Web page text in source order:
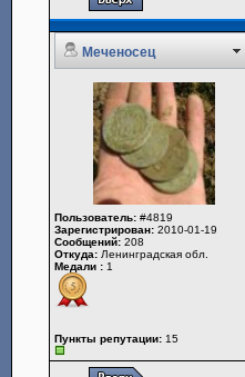
Меченосец
Пользователь: #4819
Зарегистрирован: 2010-01-19
Сообщений: 208
Откуда: Ленинградская обл.
Медали : 1
Пункты репутации: 15